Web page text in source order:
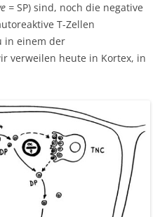
= SP) sind, noch die negative
T-Zellen
in einem der
verweilen heute in Kortex, in